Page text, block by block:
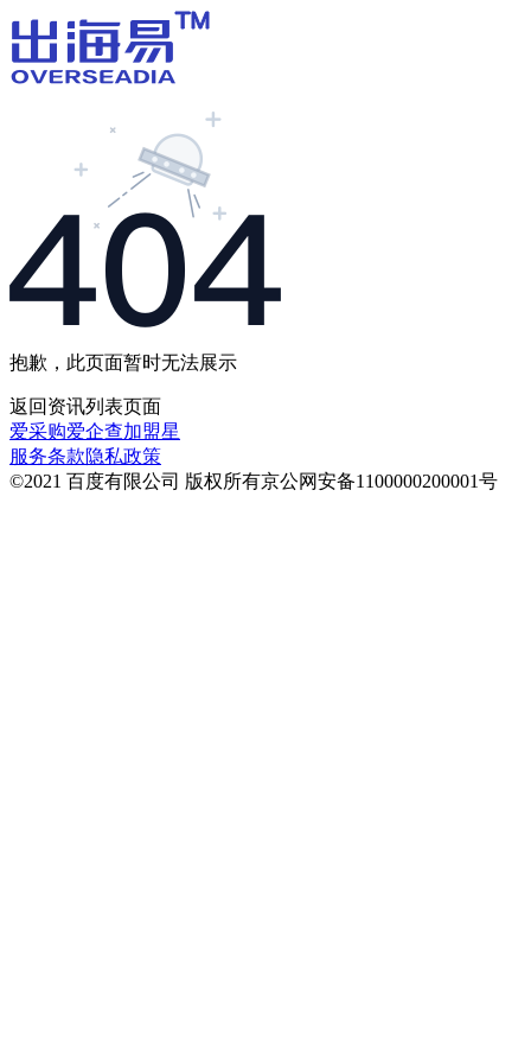
抱歉，此页面暂时无法展示
返回 资讯列表页面
爱采购爱企查加盟星
服务条款隐私政策
©2021 百度有限公司 版权所有京公网安备1100000200001号